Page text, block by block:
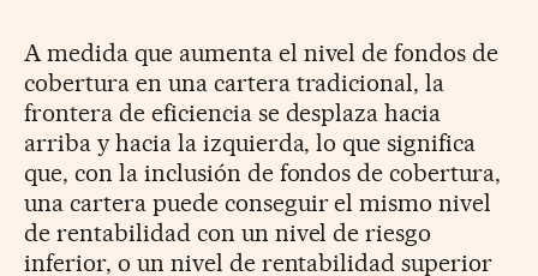
A medida que aumenta el nivel de fondos de
cobertura en una cartera tradicional, la
frontera de eficiencia se desplaza hacia
arriba y hacia la izquierda, lo que significa
que, con la inclusión de fondos de cobertura,
una cartera puede conseguir el mismo nivel
de rentabilidad con un nivel de riesgo
inferior, o un nivel de rentabilidad superior